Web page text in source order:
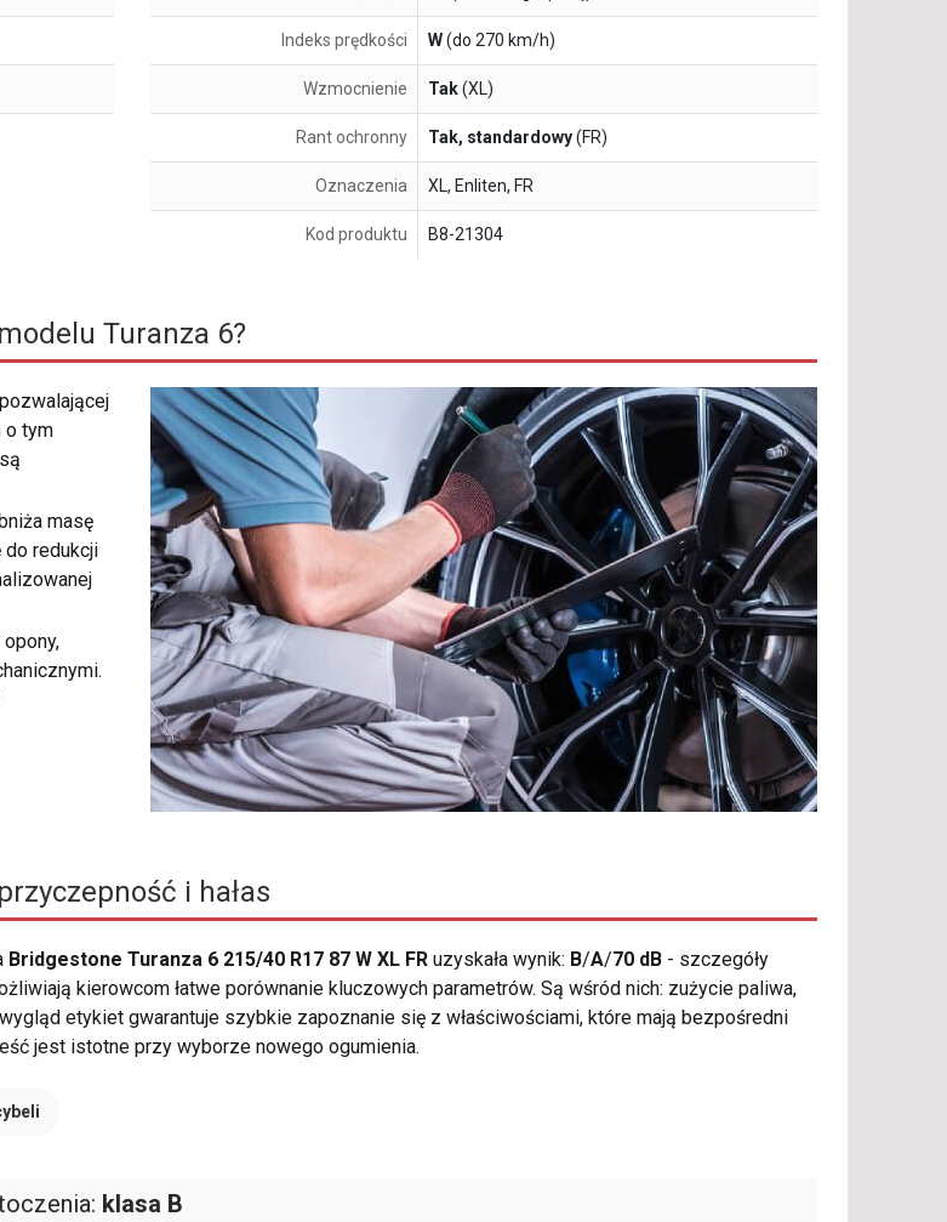
Indeks prędkości W(do 270 km/h)
Wzmocnienie Tak(XL)
Rant ochronny Tak, standardowy(FR)
Oznaczenia XL, Enliten, FR
Kod produktu B8-21304
Turanza 6?
o tym
masę
do redukcji
i hałas
Bridgestone Turanza 6 215/40 R17 87 W XL FR uzyskała wynik: B/A/70 dB - szczegóły
kierowcom łatwe porównanie kluczowych parametrów. Są wśród nich: zużycie paliwa,
etykiet gwarantuje szybkie zapoznanie się z właściwościami, które mają bezpośredni
jest istotne przy wyborze nowego ogumienia.
klasa B